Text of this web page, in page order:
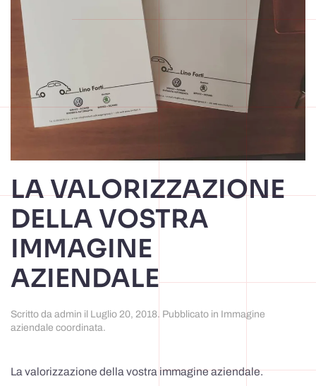
LA VALORIZZAZIONE
DELLA VOSTRA
IMMAGINE
AZIENDALE
Scritto da admin il Luglio 20, 2018. Pubblicato in Immagine
aziendale coordinata.
La valorizzazione della vostra immagine aziendale.